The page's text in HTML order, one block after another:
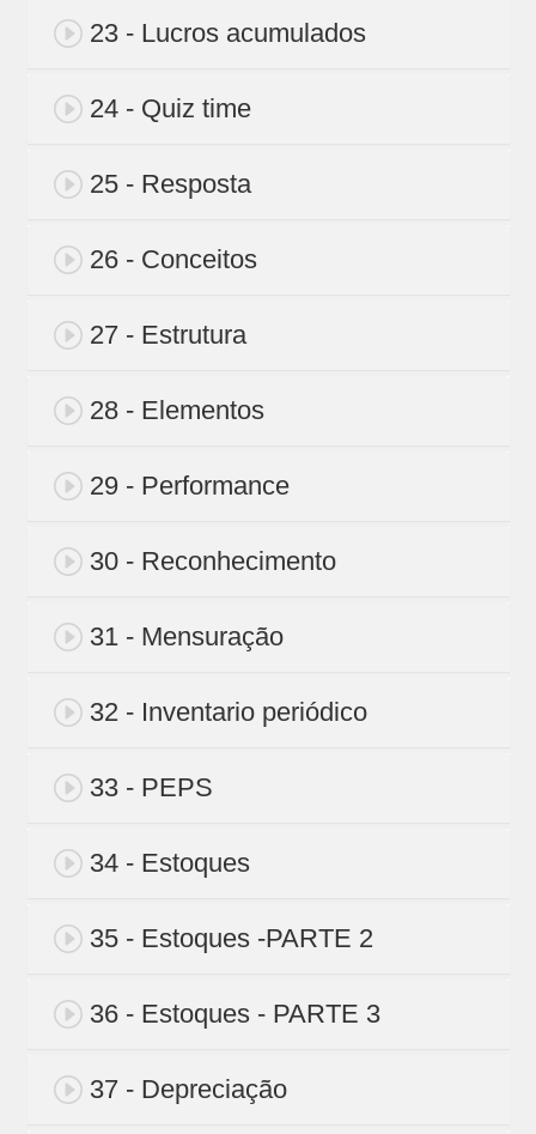
23 - Lucros acumulados
24 - Quiz time
25 - Resposta
26 - Conceitos
27 - Estrutura
28 - Elementos
29 - Performance
30 - Reconhecimento
31 - Mensuração
32 - Inventario periódico
33 - PEPS
34 - Estoques
35 - Estoques -PARTE 2
36 - Estoques - PARTE 3
37 - Depreciação